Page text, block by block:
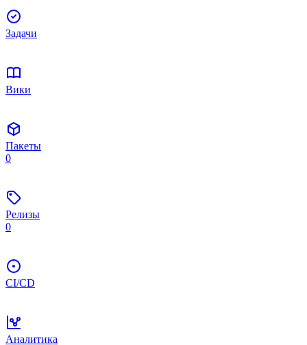
Задачи
Вики
Пакеты
0
Релизы
0
CI/CD
Аналитика